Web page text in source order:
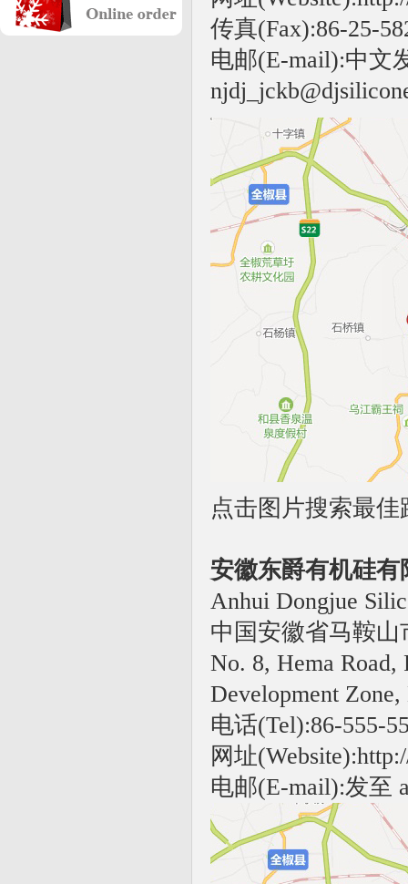
传真(Fax):86-25-
电邮(E-mail):中文
点击图片搜索最佳
安徽东爵有机硅有
Anhui Dongjue
中国安徽省马鞍
No. 8, Hema Road,
Development
电话(Tel):86-555-
网址
电邮(E-mail):发至